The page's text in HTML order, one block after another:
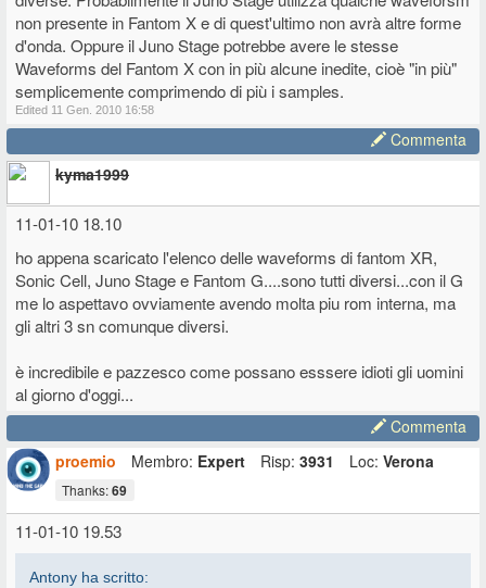
si ma continuo a nn capire come possono Juno stage e Fantom X
avere entrambi 128 mega, essere la stessa cosa dal punto di vista
sonoro come motore e il Juno Stage avere contemporaneamente
suoni di pianoforte aggiuntivi!
Devono per forza aver tolto qualche cosa dal juno stage, sennò dove
li fanno entrare questi suoni aggiuntivi....(a meno che abbiamo
rimpiazzato il pianoforte di serie con uno nuovo...)
non presente in Fantom X e di quest'ultimo non avrà altre forme
d'onda. Oppure il Juno Stage potrebbe avere le stesse
Waveforms del Fantom X con in più alcune inedite, cioè "in più"
semplicemente comprimendo di più i samples.
Edited 11 Gen. 2010 16:58
Commenta
kyma1999
11-01-10 18.10
ho appena scaricato l'elenco delle waveforms di fantom XR,
Sonic Cell, Juno Stage e Fantom G....sono tutti diversi...con il G
me lo aspettavo ovviamente avendo molta piu rom interna, ma
gli altri 3 sn comunque diversi.
è incredibile e pazzesco come possano esssere idioti gli uomini
al giorno d'oggi...
Commenta
proemio
Membro: Expert Risp: 3931 Loc: Verona
Thanks:69
11-01-10 19.53
Antony ha scritto: